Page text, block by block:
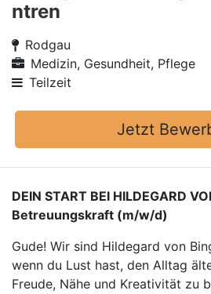
ntren
Rodgau
Medizin, Gesundheit, Pflege
Teilzeit
Jetzt
DEIN START BEI HILDEGARD
Betreuungskraft (m/w/d)
Gude! Wir sind Hildegard von
wenn du Lust hast, den Alltag
Freude, Nähe und Kreativität zu